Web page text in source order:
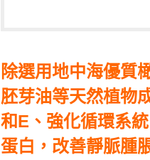
除選用地中海優質
胚芽油等天然植物
和E、強化循環系
蛋白，改善靜脈腫